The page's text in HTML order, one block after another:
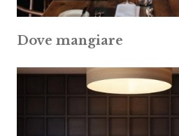
Dove mangiare